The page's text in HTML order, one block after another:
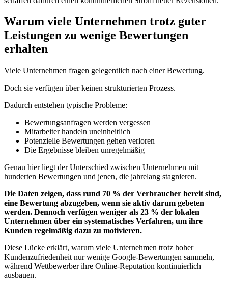
Warum viele Unternehmen trotz guter
Leistungen zu wenige Bewertungen
erhalten
Viele Unternehmen fragen gelegentlich nach einer Bewertung.
Doch sie verfügen über keinen strukturierten Prozess.
Dadurch entstehen typische Probleme:
Bewertungsanfragen werden vergessen
Mitarbeiter handeln uneinheitlich
Potenzielle Bewertungen gehen verloren
Die Ergebnisse bleiben unregelmäßig
Genau hier liegt der Unterschied zwischen Unternehmen mit
hunderten Bewertungen und jenen, die jahrelang stagnieren.
Die Daten zeigen, dass rund 70 % der Verbraucher bereit sind,
eine Bewertung abzugeben, wenn sie aktiv darum gebeten
werden. Dennoch verfügen weniger als 23 % der lokalen
Unternehmen über ein systematisches Verfahren, um ihre
Kunden regelmäßig dazu zu motivieren.
Diese Lücke erklärt, warum viele Unternehmen trotz hoher
Kundenzufriedenheit nur wenige Google-Bewertungen sammeln,
während Wettbewerber ihre Online-Reputation kontinuierlich
ausbauen.